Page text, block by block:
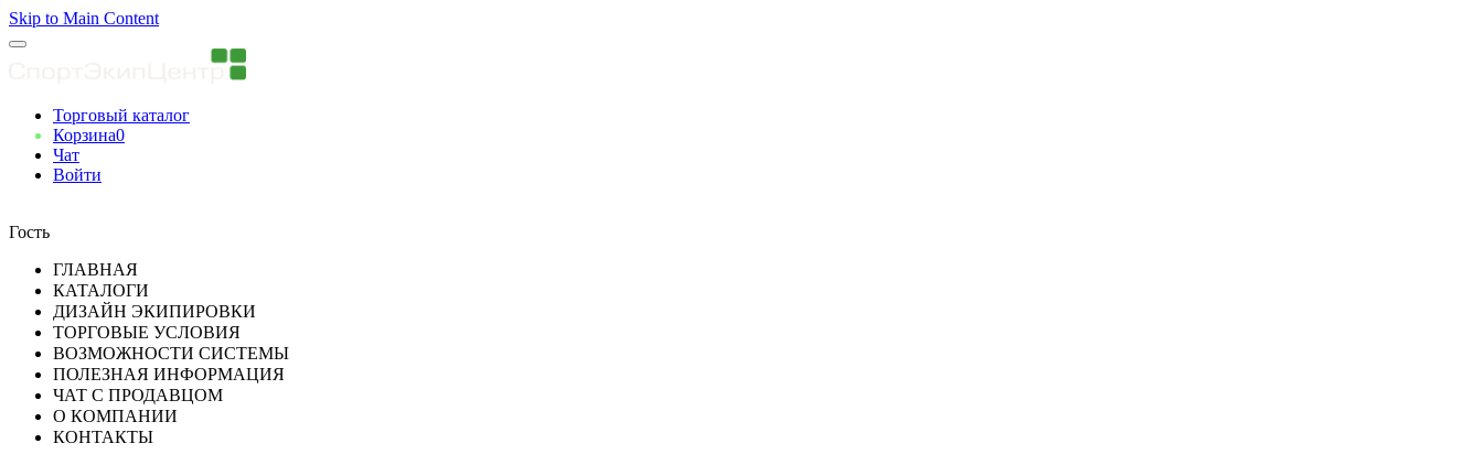
Skip to Main Content
Торговый каталог
Корзина0
Чат
Войти
Гость
ГЛАВНАЯ
КАТАЛОГИ
ДИЗАЙН ЭКИПИРОВКИ
ТОРГОВЫЕ УСЛОВИЯ
ВОЗМОЖНОСТИ СИСТЕМЫ
ПОЛЕЗНАЯ ИНФОРМАЦИЯ
ЧАТ С ПРОДАВЦОМ
О КОМПАНИИ
КОНТАКТЫ